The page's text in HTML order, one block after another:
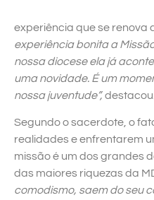
experiência que se renova
experiência bonita a
nossa diocese ela já
uma novidade. É um
nossa juventude”,destacou.
Segundo o sacerdote, o
realidades e enfrentarem
missão é um dos grandes
das maiores riquezas da
comodismo, saem do seu